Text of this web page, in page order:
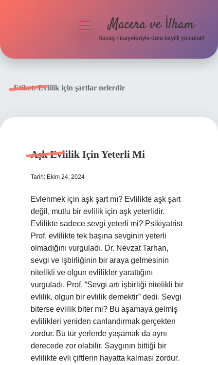
menüyüMacera ve İlham
Savaş hikayeleriyle dolu keyifli yolculuk!
Etiket:Evlilik için şartlar nelerdir
Aşk Evlilik Için Yeterli Mi
Tarih: Ekim 24, 2024
Evlenmek için aşk şart mı? Evlilikte aşk şart
değil, mutlu bir evlilik için aşk yeterlidir.
Evlilikte sadece sevgi yeterli mi? Psikiyatrist
Prof. evlilikte tek başına sevginin yeterli
olmadığını vurguladı. Dr. Nevzat Tarhan,
sevgi ve işbirliğinin bir araya gelmesinin
nitelikli ve olgun evlilikler yarattığını
vurguladı. Prof. “Sevgi artı işbirliği nitelikli bir
evlilik, olgun bir evlilik demektir” dedi. Sevgi
biterse evlilik biter mi? Bu aşamaya gelmiş
evlilikleri yeniden canlandırmak gerçekten
zordur. Bu tür yerlerde yaşamak da aynı
derecede zor olabilir. Saygının bittiği bir
evlilikte evli çiftlerin hayatta kalması zordur.